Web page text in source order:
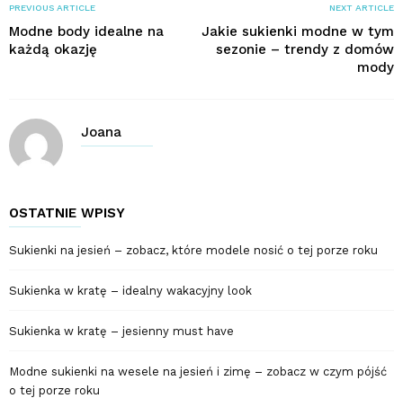
PREVIOUS ARTICLE
Modne body idealne na
każdą okazję
NEXT ARTICLE
Jakie sukienki modne w tym
sezonie – trendy z domów
mody
Joana
OSTATNIE WPISY
Sukienki na jesień – zobacz, które modele nosić o tej porze roku
Sukienka w kratę – idealny wakacyjny look
Sukienka w kratę – jesienny must have
Modne sukienki na wesele na jesień i zimę – zobacz w czym pójść
o tej porze roku